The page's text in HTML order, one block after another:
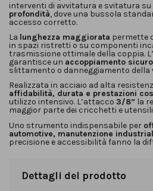
interventi di avvitatura e svitatura su
profondità, dove una bussola
accesso corretto.
La lunghezza maggiorata permette
in spazi ristretti o su componenti
trasmissione ottimale della coppia.
garantisce un accoppiamento sicuro
slittamento o danneggiamento della
Realizzata in acciaio ad alta
affidabilità, durata e prestazioni
utilizzo intensivo. L’attacco 3/8” la
maggior parte dei cricchetti e
Uno strumento indispensabile per
automotive, manutenzione
precisione e accessibilità fanno la
Dettagli del prodotto